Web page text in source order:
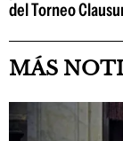
del Torneo
MÁS